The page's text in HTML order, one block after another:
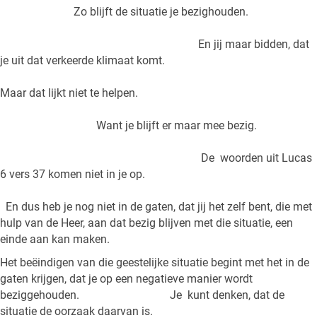
Zo blijft de situatie je bezighouden.
En jij maar bidden, dat
je uit dat verkeerde klimaat komt.
Maar dat lijkt niet te helpen.
Want je blijft er maar mee bezig.
De woorden uit Lucas
6 vers 37 komen niet in je op.
En dus heb je nog niet in de gaten, dat jij het zelf bent, die met
hulp van de Heer, aan dat bezig blijven met die situatie, een
einde aan kan maken.
Het beëindigen van die geestelijke situatie begint met het in de
gaten krijgen, dat je op een negatieve manier wordt
beziggehouden. Je kunt denken, dat de
situatie de oorzaak daarvan is.